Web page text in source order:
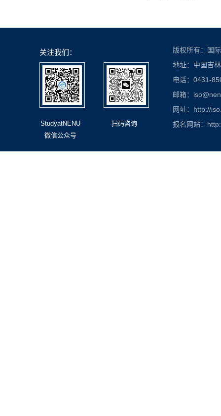
关注我们：
StudyatNENU
微信公众号
扫码咨询
版权所有：国
地址：中国吉
电话：0431-
邮箱：
网址：http://
报名网站：